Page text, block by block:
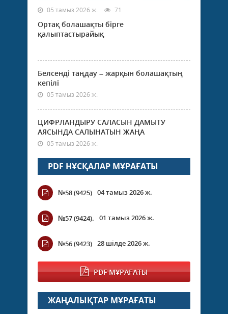
05 тамыз 2026 ж. 71
Ортақ болашақты бірге
қалыптастырайық
Белсенді таңдау – жарқын болашақтың
кепілі
05 тамыз 2026 ж.
ЦИФРЛАНДЫРУ САЛАСЫН ДАМЫТУ
АЯСЫНДА САЛЫНАТЫН ЖАҢА
05 тамыз 2026 ж.
PDF НҰСҚАЛАР МҰРАҒАТЫ
№58 (9425) 04 тамыз 2026 ж.
№57 (9424). 01 тамыз 2026 ж.
№56 (9423) 28 шілде 2026 ж.
PDF МҰРАҒАТЫ
ЖАҢАЛЫҚТАР МҰРАҒАТЫ